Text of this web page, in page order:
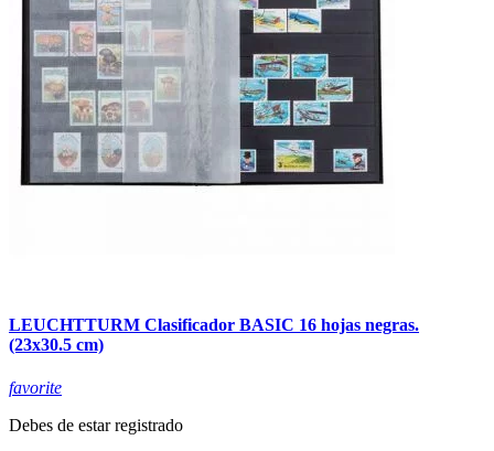
LEUCHTTURM Clasificador BASIC 16 hojas negras.
(23x30.5 cm)
favorite
Debes de estar registrado